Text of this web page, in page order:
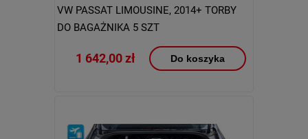
VW PASSAT LIMOUSINE, 2014+ TORBY
DO BAGAŻNIKA 5 SZT
1 642,00 zł Do koszyka